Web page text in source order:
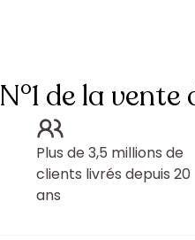
N°1 de la
Plus de 3,5 millions de
clients livrés depuis 20
ans